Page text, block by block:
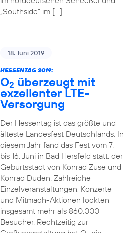
„Southside“ im […]
18. Juni 2019
HESSENTAG 2019:
O2 überzeugt mit
exzellenter LTE-
Versorgung
Der Hessentag ist das größte und
älteste Landesfest Deutschlands. In
diesem Jahr fand das Fest vom 7.
bis 16. Juni in Bad Hersfeld statt, der
Geburtsstadt von Konrad Zuse und
Konrad Duden. Zahlreiche
Einzelveranstaltungen, Konzerte
und Mitmach-Aktionen lockten
insgesamt mehr als 860.000
Besucher. Rechtzeitig zur